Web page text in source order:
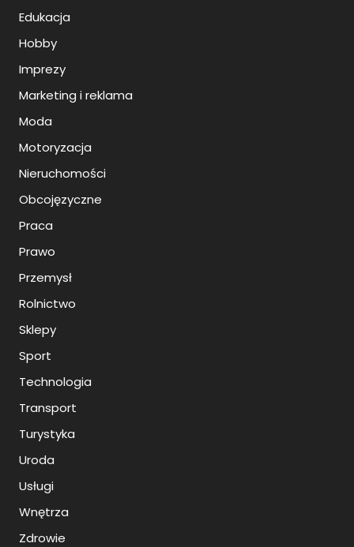
Edukacja
Hobby
Imprezy
Marketing i reklama
Moda
Motoryzacja
Nieruchomości
Obcojęzyczne
Praca
Prawo
Przemysł
Rolnictwo
Sklepy
Sport
Technologia
Transport
Turystyka
Uroda
Usługi
Wnętrza
Zdrowie